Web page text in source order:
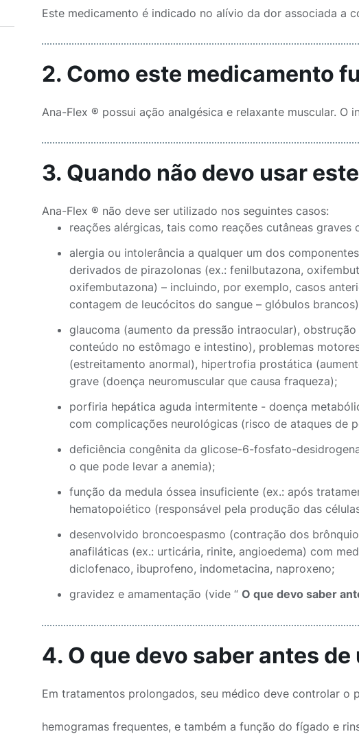
Este medicamento é indicado no alívio da dor associada a
2. Como este medicamento
Ana-Flex ® possui ação analgésica e relaxante muscular.
3. Quando não devo usar
Ana-Flex ® não deve ser utilizado nos seguintes casos:
reações alérgicas, tais como reações cutâneas graves
alergia ou intolerância a qualquer um dos
derivados de pirazolonas (ex.: fenilbutazona,
oxifembutazona) – incluindo, por exemplo, casos
contagem de leucócitos do sangue – glóbulos
glaucoma (aumento da pressão intraocular),
conteúdo no estômago e intestino), problemas
(estreitamento anormal), hipertrofia prostática
grave (doença neuromuscular que causa fraqueza);
porfiria hepática aguda intermitente - doença
com complicações neurológicas (risco de ataques de
deficiência congênita da glicose-6-fosfato-
o que pode levar a anemia);
função da medula óssea insuficiente (ex.: após
hematopoiético (responsável pela produção das
desenvolvido broncoespasmo (contração dos
anafiláticas (ex.: urticária, rinite, angioedema) com
diclofenaco, ibuprofeno, indometacina, naproxeno;
gravidez e amamentação (vide “ O que devo saber
4. O que devo saber antes
Em tratamentos prolongados, seu médico deve controlar o
hemogramas frequentes, e também a função do fígado e